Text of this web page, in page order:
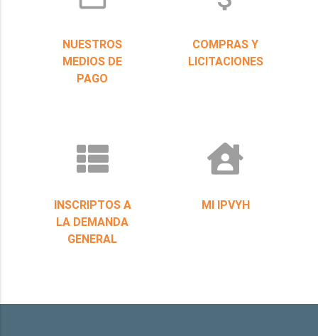
NUESTROS
MEDIOS DE
PAGO
COMPRAS Y
LICITACIONES
INSCRIPTOS A
LA DEMANDA
GENERAL
MI IPVYH